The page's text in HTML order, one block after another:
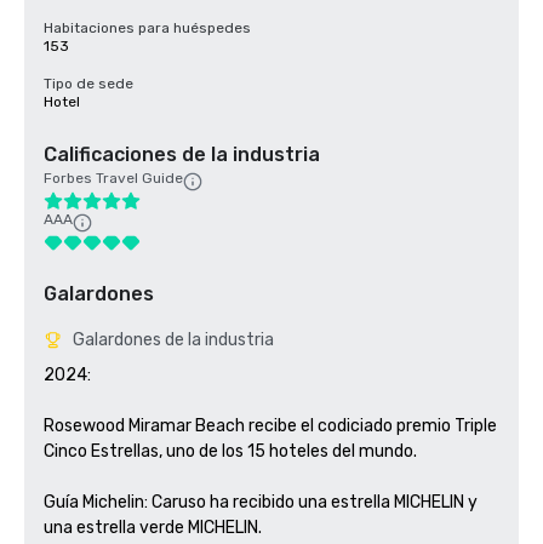
Habitaciones para huéspedes
153
Tipo de sede
Hotel
Calificaciones de la industria
Forbes Travel Guide
AAA
Galardones
Galardones de la industria
2024:
Rosewood Miramar Beach recibe el codiciado premio Triple
Cinco Estrellas, uno de los 15 hoteles del mundo.
Guía Michelin: Caruso ha recibido una estrella MICHELIN y
una estrella verde MICHELIN.